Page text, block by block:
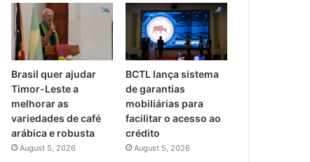
Brasil quer ajudar
Timor-Leste a
melhorar as
variedades de café
arábica e robusta
August 5, 2026
BCTL lança sistema
de garantias
mobiliárias para
facilitar o acesso ao
crédito
August 5, 2026